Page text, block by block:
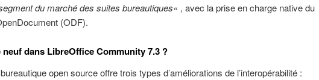
du marché des suites bureautiques« , avec la prise en charge native du
(ODF).
neuf dans LibreOffice Community 7.3 ?
open source offre trois types d’améliorations de l’interopérabilité :